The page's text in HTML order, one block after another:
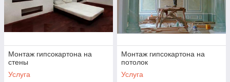
Монтаж гипсокартона на
стены
Услуга
Монтаж гипсокартона на
потолок
Услуга